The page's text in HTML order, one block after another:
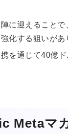
に迎えること
化する狙いがあ
を通じて40億
Metaマ